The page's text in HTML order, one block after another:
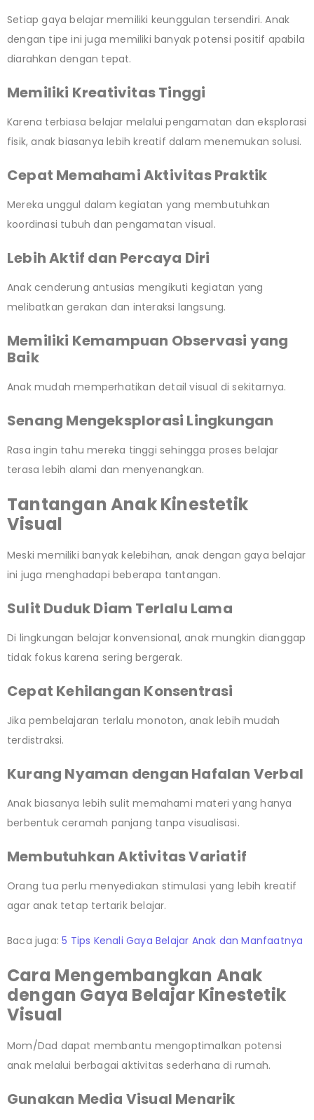
Setiap gaya belajar memiliki keunggulan tersendiri. Anak
dengan tipe ini juga memiliki banyak potensi positif apabila
diarahkan dengan tepat.
Memiliki Kreativitas Tinggi
Karena terbiasa belajar melalui pengamatan dan eksplorasi
fisik, anak biasanya lebih kreatif dalam menemukan solusi.
Cepat Memahami Aktivitas Praktik
Mereka unggul dalam kegiatan yang membutuhkan
koordinasi tubuh dan pengamatan visual.
Lebih Aktif dan Percaya Diri
Anak cenderung antusias mengikuti kegiatan yang
melibatkan gerakan dan interaksi langsung.
Memiliki Kemampuan Observasi yang
Baik
Anak mudah memperhatikan detail visual di sekitarnya.
Senang Mengeksplorasi Lingkungan
Rasa ingin tahu mereka tinggi sehingga proses belajar
terasa lebih alami dan menyenangkan.
Tantangan Anak Kinestetik
Visual
Meski memiliki banyak kelebihan, anak dengan gaya belajar
ini juga menghadapi beberapa tantangan.
Sulit Duduk Diam Terlalu Lama
Di lingkungan belajar konvensional, anak mungkin dianggap
tidak fokus karena sering bergerak.
Cepat Kehilangan Konsentrasi
Jika pembelajaran terlalu monoton, anak lebih mudah
terdistraksi.
Kurang Nyaman dengan Hafalan Verbal
Anak biasanya lebih sulit memahami materi yang hanya
berbentuk ceramah panjang tanpa visualisasi.
Membutuhkan Aktivitas Variatif
Orang tua perlu menyediakan stimulasi yang lebih kreatif
agar anak tetap tertarik belajar.
Baca juga:5 Tips Kenali Gaya Belajar Anak dan Manfaatnya
Cara Mengembangkan Anak
dengan Gaya Belajar Kinestetik
Visual
Mom/Dad dapat membantu mengoptimalkan potensi
anak melalui berbagai aktivitas sederhana di rumah.
Gunakan Media Visual Menarik